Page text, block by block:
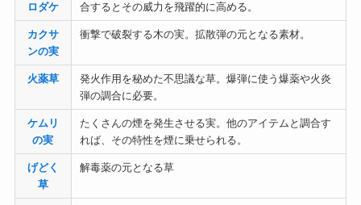
ロダケ
合するとその威力を飛躍的に高める。
カクサ
ンの実
衝撃で破裂する木の実。拡散弾の元となる素材。
火薬草
発火作用を秘めた不思議な草。爆弾に使う爆薬や火炎
弾の調合に必要。
ケムリ
の実
たくさんの煙を発生させる実。他のアイテムと調合す
れば、その特性を煙に乗せられる。
げどく
草
解毒薬の元となる草